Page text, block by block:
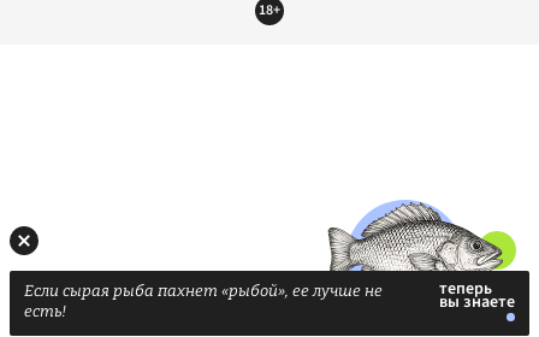
18+
Если сырая рыба пахнет «рыбой», ее лучше не
есть!